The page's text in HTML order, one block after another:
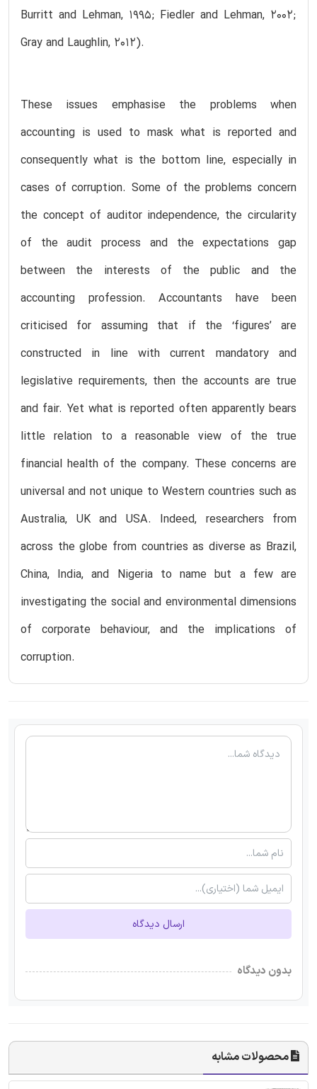
Burritt and Lehman, 1995; Fiedler and Lehman, 2002;
Gray and Laughlin, 2012).
These issues emphasise the problems when
accounting is used to mask what is reported and
consequently what is the bottom line, especially in
cases of corruption. Some of the problems concern
the concept of auditor independence, the circularity
of the audit process and the expectations gap
between the interests of the public and the
accounting profession. Accountants have been
criticised for assuming that if the ‘figures’ are
constructed in line with current mandatory and
legislative requirements, then the accounts are true
and fair. Yet what is reported often apparently bears
little relation to a reasonable view of the true
financial health of the company. These concerns are
universal and not unique to Western countries such as
Australia, UK and USA. Indeed, researchers from
across the globe from countries as diverse as Brazil,
China, India, and Nigeria to name but a few are
investigating the social and environmental dimensions
of corporate behaviour, and the implications of
corruption.
ارسال دیدگاه
بدون دیدگاه
محصولات مشابه